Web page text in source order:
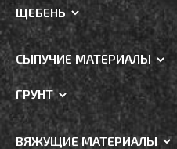
ЩЕБЕНЬ
СЫПУЧИЕ МАТЕРИАЛЫ
ГРУНТ
ВЯЖУЩИЕ МАТЕРИАЛЫ